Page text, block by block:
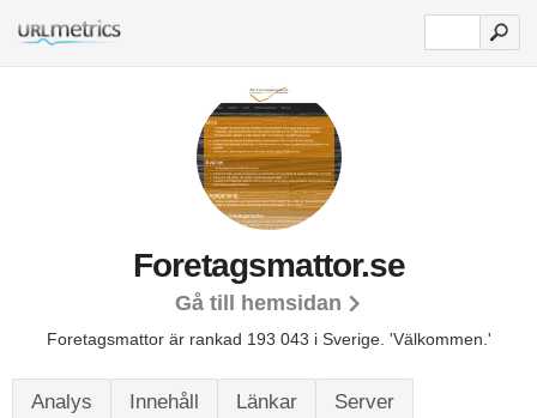
Foretagsmattor.se
Gå till hemsidan
Foretagsmattor är rankad 193 043 i Sverige. 'Välkommen.'
Analys Innehåll Länkar Server